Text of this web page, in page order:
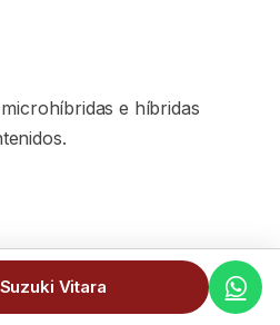
e híbridas
reputación de fiabilidad y
Vitara